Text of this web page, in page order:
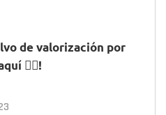
de valorización por
👇🏽!